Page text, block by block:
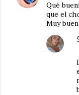
Qué
que el
Muy